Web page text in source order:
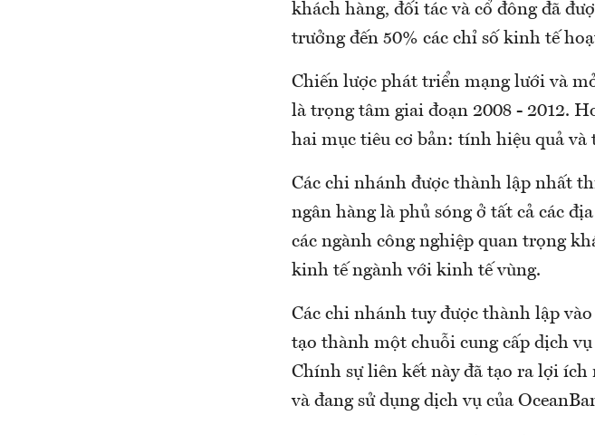
khách hàng, đối tác và cổ đông đã
trưởng đến 50% các chỉ số kinh tế
Chiến lược phát triển mạng lưới và
là trọng tâm giai đoạn 2008 - 2012.
hai mục tiêu cơ bản: tính hiệu quả và
Các chi nhánh được thành lập nhất
ngân hàng là phủ sóng ở tất cả các
các ngành công nghiệp quan trọng
kinh tế ngành với kinh tế vùng.
Các chi nhánh tuy được thành lập
tạo thành một chuỗi cung cấp dịch
Chính sự liên kết này đã tạo ra lợi
và đang sử dụng dịch vụ của